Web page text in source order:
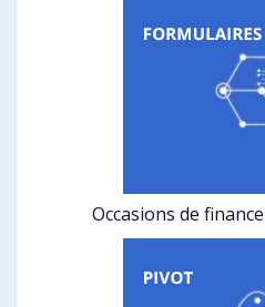
Occasions de